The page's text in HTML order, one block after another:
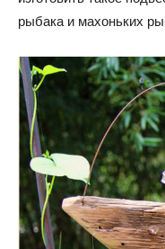
рыбака и махоньких